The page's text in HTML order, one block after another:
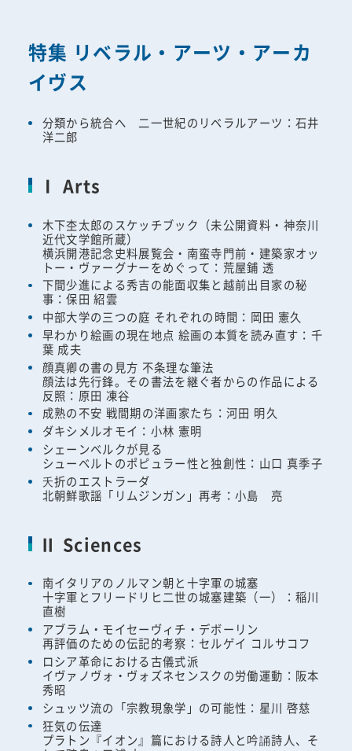
特集 リベラル・アーツ・アーカ
イヴス
分類から統合へ 二一世紀のリベラルアーツ：石井
洋二郎
Ⅰ Arts
木下杢太郎のスケッチブック（未公開資料・神奈川
近代文学館所蔵）
横浜開港記念史料展覧会・南蛮寺門前・建築家オッ
トー・ヴァーグナーをめぐって：荒屋鋪 透
下間少進による秀吉の能面収集と越前出目家の秘
事：保田 紹雲
中部大学の三つの庭 それぞれの時間：岡田 憲久
早わかり絵画の現在地点 絵画の本質を読み直す：千
葉 成夫
顔真卿の書の見方 不条理な筆法
顔法は先行鋒。その書法を継ぐ者からの作品による
反照：原田 凍谷
成熟の不安 戦間期の洋画家たち：河田 明久
ダキシメルオモイ：小林 憲明
シェーンベルクが見る
シューベルトのポピュラー性と独創性：山口 真季子
夭折のエストラーダ
北朝鮮歌謡「リムジンガン」再考：小島 亮
Ⅱ Sciences
南イタリアのノルマン朝と十字軍の城塞
十字軍とフリードリヒ二世の城塞建築（一）：稲川
直樹
アブラム・モイセーヴィチ・デボーリン
再評価のための伝記的考察：セルゲイ コルサコフ
ロシア革命における古儀式派
イヴァノヴォ・ヴォズネセンスクの労働運動：阪本
秀昭
シュッツ流の「宗教現象学」の可能性：星川 啓慈
狂気の伝達
プラトン『イオン』篇における詩人と吟誦詩人、そ